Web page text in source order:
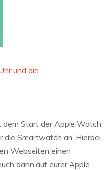
und die
dem Start der Apple Watch
die Smartwatch an. Hierbei
Webseiten einen
dann auf eurer Apple